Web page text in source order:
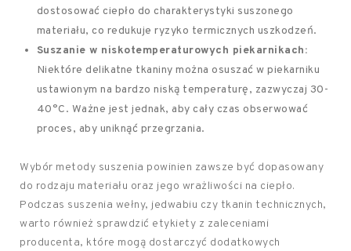
dostosować ciepło do charakterystyki suszonego
materiału, co redukuje ryzyko termicznych uszkodzeń.
Suszanie w niskotemperaturowych piekarnikach:
Niektóre delikatne tkaniny można osuszać w piekarniku
ustawionym na bardzo niską temperaturę, zazwyczaj 30-
40°C. Ważne jest jednak, aby cały czas obserwować
proces, aby uniknąć przegrzania.
Wybór metody suszenia powinien zawsze być dopasowany
do rodzaju materiału oraz jego wrażliwości na ciepło.
Podczas suszenia wełny, jedwabiu czy tkanin technicznych,
warto również sprawdzić etykiety z zaleceniami
producenta, które mogą dostarczyć dodatkowych